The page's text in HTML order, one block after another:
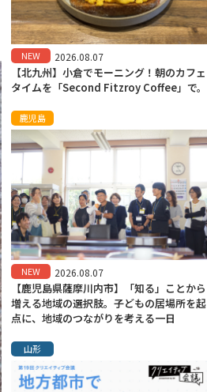
NEW 2026.08.07
【北九州】小倉でモーニング！朝のカフェ
タイムを「Second Fitzroy Coffee」で。
鹿児島
NEW 2026.08.07
【鹿児島県薩摩川内市】「知る」ことから
増える地域の選択肢。子どもの居場所を起
点に、地域のつながりを考える一日
山形